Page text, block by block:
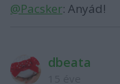
@Pacsker: Anyád!
dbeata